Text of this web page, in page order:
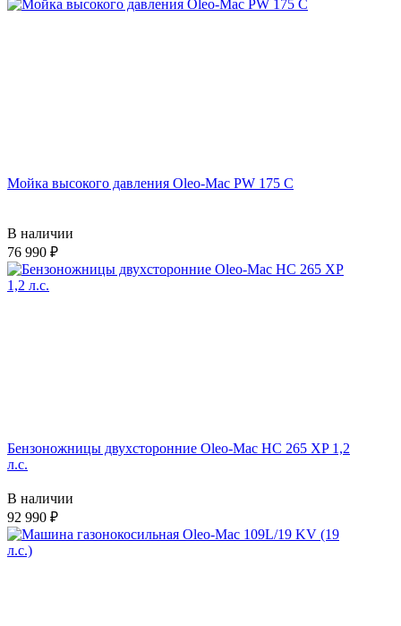
Мойка высокого давления Oleo-Mac PW 175 C
В наличии
76 990
Бензоножницы двухсторонние Oleo-Mac HC 265 XP 1,2
л.с.
В наличии
92 990